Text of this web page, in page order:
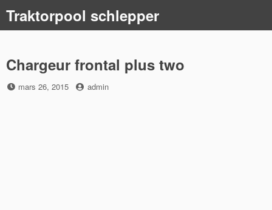
content
Traktorpool schlepper
Chargeur frontal plus two
Posted
mars 26, 2015 by
admin